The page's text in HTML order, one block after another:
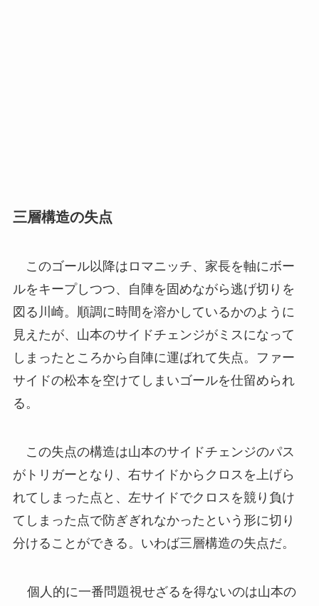
三層構造の失点
このゴール以降はロマニッチ、家長を軸にボー
ルをキープしつつ、自陣を固めながら逃げ切りを
図る川崎。順調に時間を溶かしているかのように
見えたが、山本のサイドチェンジがミスになって
しまったところから自陣に運ばれて失点。ファー
サイドの松本を空けてしまいゴールを仕留められ
る。
この失点の構造は山本のサイドチェンジのパス
がトリガーとなり、右サイドからクロスを上げら
れてしまった点と、左サイドでクロスを競り負け
てしまった点で防ぎぎれなかったという形に切り
分けることができる。いわば三層構造の失点だ。
個人的に一番問題視せざるを得ないのは山本の